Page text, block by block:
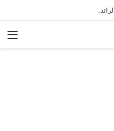
الرسمي